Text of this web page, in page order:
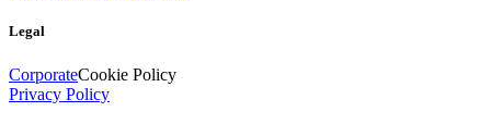
Legal
CorporateCookie Policy
Privacy Policy